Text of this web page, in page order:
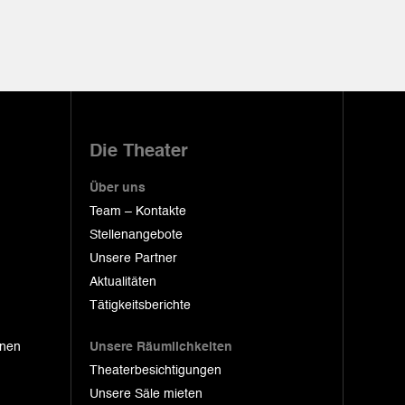
Die Theater
Über uns
Team – Kontakte
Stellenangebote
Unsere Partner
Aktualitäten
Tätigkeitsberichte
Unsere Räumlichkeiten
Theaterbesichtigungen
Unsere Säle mieten